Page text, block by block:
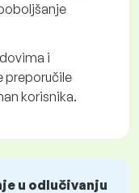
i
preporučile
korisnika.
u odlučivanju